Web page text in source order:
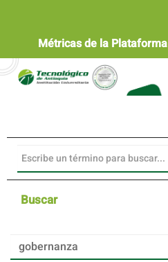
Contenido
principal
Barra
lateral
Métricas de la Plataforma
Buscar
Buscar
artículos